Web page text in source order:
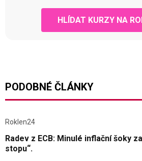
HLÍDAT KURZY NA
PODOBNÉ ČLÁNKY
Roklen24
Radev z ECB: Minulé inflační šoky
stopu“.